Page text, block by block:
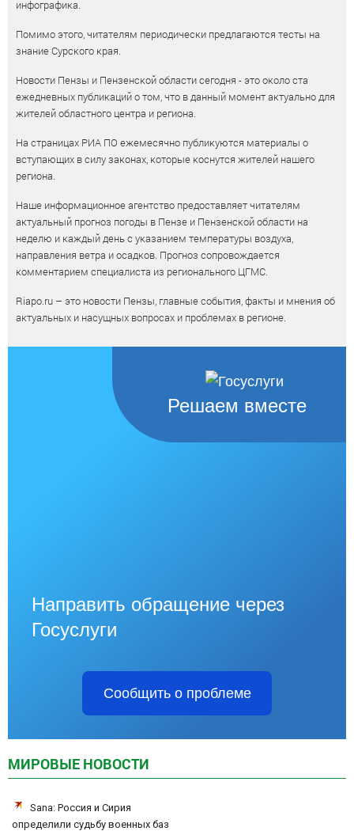
инфографика.
Помимо этого, читателям периодически предлагаются тесты на
знание Сурского края.
Новости Пензы и Пензенской области сегодня - это около ста
ежедневных публикаций о том, что в данный момент актуально для
жителей областного центра и региона.
На страницах РИА ПО ежемесячно публикуются материалы о
вступающих в силу законах, которые коснутся жителей нашего
региона.
Наше информационное агентство предоставляет читателям
актуальный прогноз погоды в Пензе и Пензенской области на
неделю и каждый день с указанием температуры воздуха,
направления ветра и осадков. Прогноз сопровождается
комментарием специалиста из регионального ЦГМС.
Riapo.ru – это новости Пензы, главные события, факты и мнения об
актуальных и насущных вопросах и проблемах в регионе.
Решаем вместе
Направить обращение через
Госуслуги
Сообщить о проблеме
МИРОВЫЕ НОВОСТИ
Sana: Россия и Сирия
определили судьбу военных баз